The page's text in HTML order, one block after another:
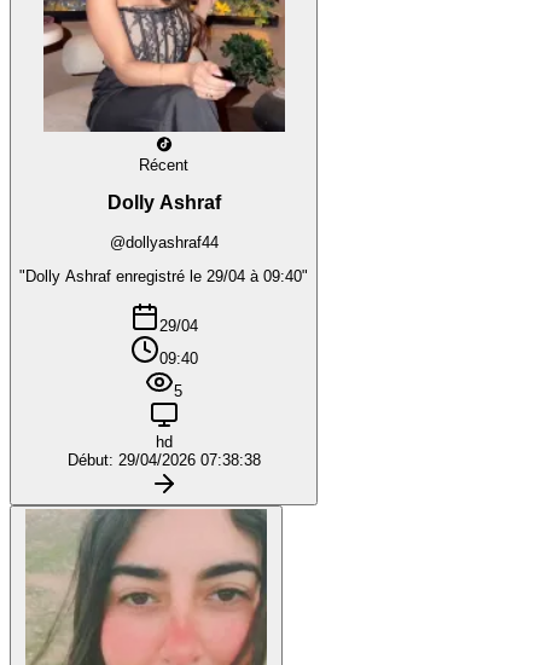
Récent
Dolly Ashraf
@dollyashraf44
"Dolly Ashraf enregistré le 29/04 à 09:40"
29/04
09:40
5
hd
Début: 29/04/2026 07:38:38